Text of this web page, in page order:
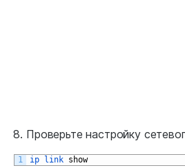
Проверьте настройку
1 ip link show